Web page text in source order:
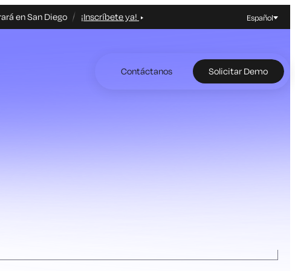
en San Diego ¡Inscríbete ya! Español
Contáctanos Solicitar Demo